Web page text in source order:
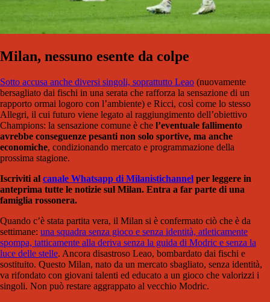
Milan, nessuno esente da colpe
Sotto accusa anche diversi singoli, soprattutto Leao (nuovamente
bersagliato dai fischi in una serata che rafforza la sensazione di un
rapporto ormai logoro con l’ambiente) e Ricci, così come lo stesso
Allegri, il cui futuro viene legato al raggiungimento dell’obiettivo
Champions: la sensazione comune è che l’eventuale fallimento
avrebbe conseguenze pesanti non solo sportive, ma anche
economiche, condizionando mercato e programmazione della
prossima stagione.
Iscriviti al canale Whatsapp di Milanistichannel per leggere in
anteprima tutte le notizie sul Milan. Entra a far parte di una
famiglia rossonera.
Quando c’è stata partita vera, il Milan si è confermato ciò che è da
settimane: una squadra senza gioco e senza identità, atleticamente
spompa, tatticamente alla deriva senza la guida di Modric e senza la
luce delle stelle. Ancora disastroso Leao, bombardato dai fischi e
sostituito. Questo Milan, nato da un mercato sbagliato, senza identità,
va rifondato con giovani talenti ed educato a un gioco che valorizzi i
singoli. Non può restare aggrappato al vecchio Modric.